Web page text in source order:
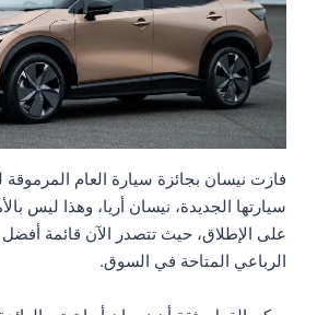
سيارتها الجديدة، نيسان أريا، وهذا ليس
على الإطلاق، حيث تتصدر الآن قائمة
الرباعي المتاحة في السوق.